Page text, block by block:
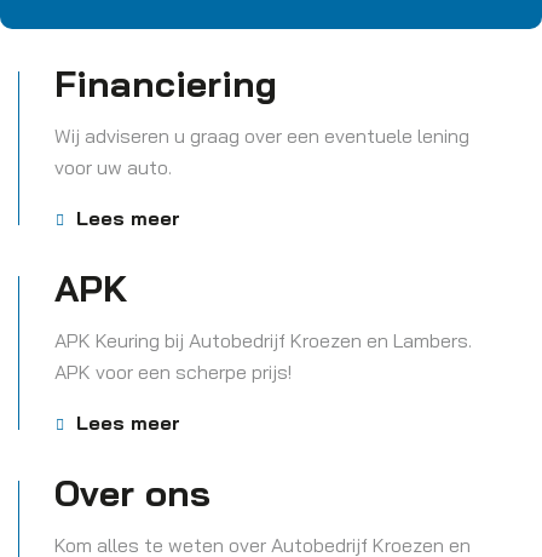
Financiering
Wij adviseren u graag over een eventuele lening
voor uw auto.
Lees meer
APK
APK Keuring bij Autobedrijf Kroezen en Lambers.
APK voor een scherpe prijs!
Lees meer
Over ons
Kom alles te weten over Autobedrijf Kroezen en